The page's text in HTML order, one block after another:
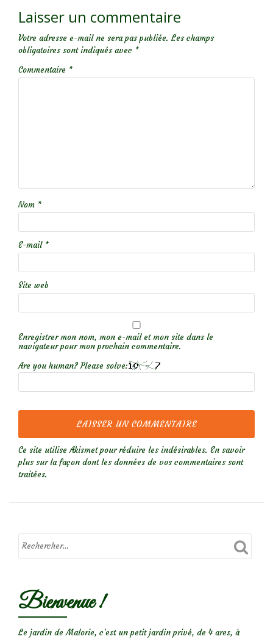
Laisser un commentaire
Votre adresse e-mail ne sera pas publiée. Les champs
obligatoires sont indiqués avec *
Commentaire *
Nom *
E-mail *
Site web
Enregistrer mon nom, mon e-mail et mon site dans le
navigateur pour mon prochain commentaire.
Are you human? Please solve:
Ce site utilise Akismet pour réduire les indésirables. En savoir
plus sur la façon dont les données de vos commentaires sont
traitées.
Bienvenue !
Le jardin de Malorie, c'est un petit jardin privé, de 4 ares, à